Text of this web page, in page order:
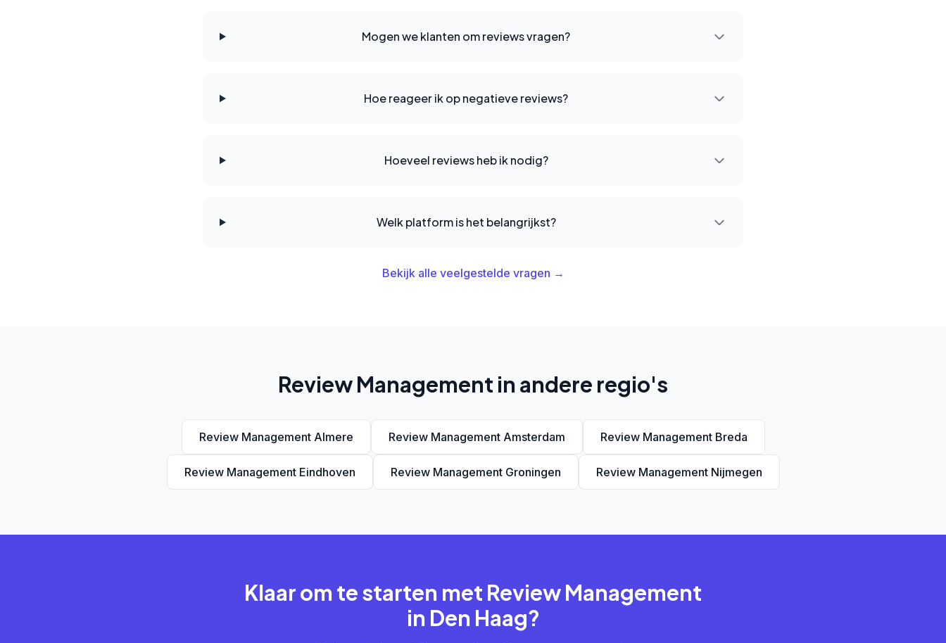
Mogen we klanten om reviews vragen?
Hoe reageer ik op negatieve reviews?
Hoeveel reviews heb ik nodig?
Welk platform is het belangrijkst?
Bekijk alle veelgestelde vragen →
Review Management in andere regio's
Review Management Almere Review Management Amsterdam Review Management Breda
Review Management Eindhoven Review Management Groningen Review Management Nijmegen
Klaar om te starten met Review Management
in Den Haag?